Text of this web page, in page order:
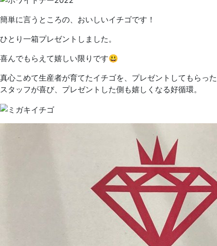
簡単に言うところの、おいしいイチゴです！
ひとり一箱プレゼントしました。
喜んでもらえて嬉しい限りです😃
真心こめて生産者が育てたイチゴを、プレゼントしてもらった
スタッフが喜び、プレゼントした側も嬉しくなる好循環。